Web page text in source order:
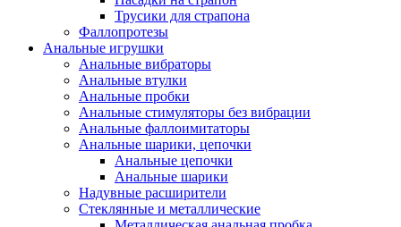
Трусики для страпона
Фаллопротезы
Анальные игрушки
Анальные вибраторы
Анальные втулки
Анальные пробки
Анальные стимуляторы без вибрации
Анальные фаллоимитаторы
Анальные шарики, цепочки
Анальные цепочки
Анальные шарики
Надувные расширители
Стеклянные и металлические